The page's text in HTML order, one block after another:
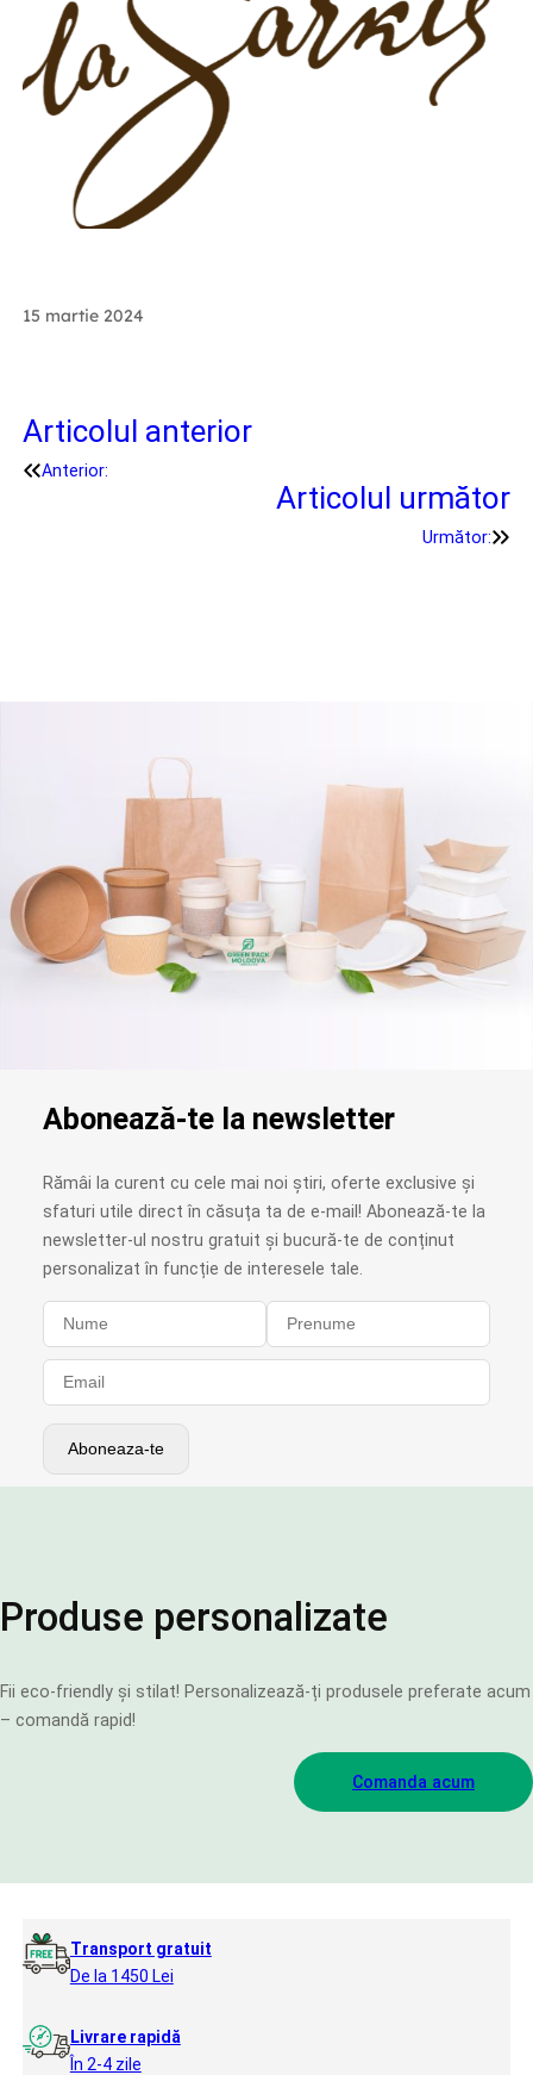
15 martie 2024
Anterior:
Articolul anterior
Următor:
Articolul următor
Abonează-te la newsletter
Rămâi la curent cu cele mai noi știri, oferte exclusive și
sfaturi utile direct în căsuța ta de e-mail! Abonează-te la
newsletter-ul nostru gratuit și bucură-te de conținut
personalizat în funcție de interesele tale.
Produse personalizate
Fii eco-friendly și stilat! Personalizează-ți produsele preferate acum
– comandă rapid!
Comanda acum
Transport gratuit
De la 1450 Lei
Livrare rapidă
În 2-4 zile